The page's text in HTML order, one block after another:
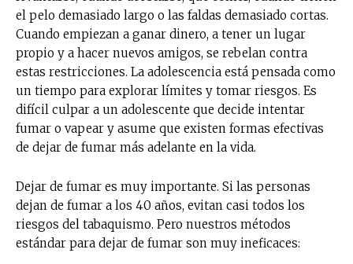
el pelo demasiado largo o las faldas demasiado cortas.
Cuando empiezan a ganar dinero, a tener un lugar
propio y a hacer nuevos amigos, se rebelan contra
estas restricciones. La adolescencia está pensada como
un tiempo para explorar límites y tomar riesgos. Es
difícil culpar a un adolescente que decide intentar
fumar o vapear y asume que existen formas efectivas
de dejar de fumar más adelante en la vida.
Dejar de fumar es muy importante. Si las personas
dejan de fumar a los 40 años, evitan casi todos los
riesgos del tabaquismo. Pero nuestros métodos
estándar para dejar de fumar son muy ineficaces: